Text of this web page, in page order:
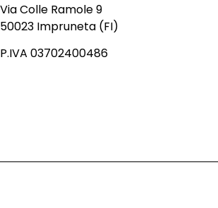
Via Colle Ramole 9
50023 Impruneta (FI)
P.IVA 03702400486